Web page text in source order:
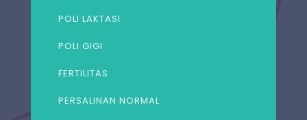
POLI LAKTASI
POLI GIGI
FERTILITAS
PERSALINAN NORMAL